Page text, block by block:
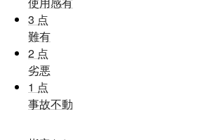
3 点
難有
2 点
劣悪
1 点
事故不動